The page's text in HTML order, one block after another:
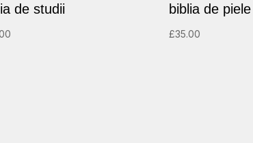
de studii biblia de
£35.00